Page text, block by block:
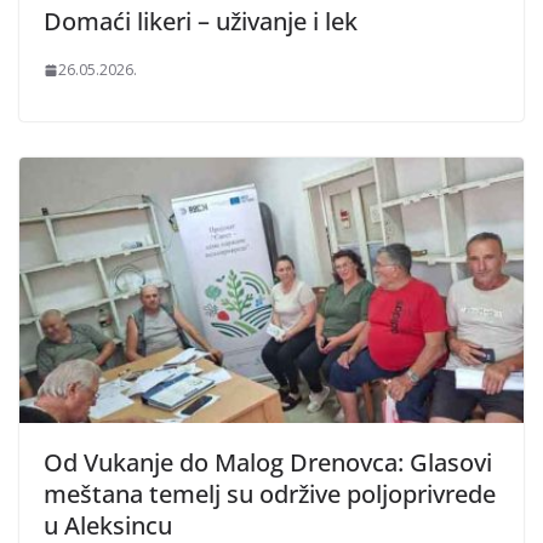
Domaći likeri – uživanje i lek
26.05.2026.
Od Vukanje do Malog Drenovca: Glasovi
meštana temelj su održive poljoprivrede
u Aleksincu